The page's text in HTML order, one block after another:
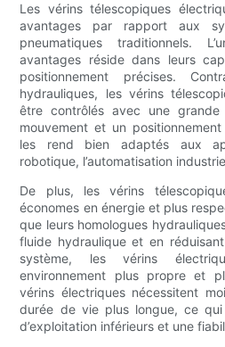
Les vérins télescopiques
avantages par rapport aux
pneumatiques traditionnels.
avantages réside dans leurs
positionnement précises.
hydrauliques, les vérins
être contrôlés avec une
mouvement et un
les rend bien adaptés aux
robotique, l’automatisation
De plus, les vérins
économes en énergie et plus
que leurs homologues
fluide hydraulique et en
système, les vérins
environnement plus propre et
vérins électriques nécessitent
durée de vie plus longue, ce
d’exploitation inférieurs et une